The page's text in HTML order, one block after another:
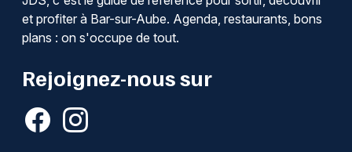
et profiter à Bar-sur-Aube. Agenda, restaurants, bons
plans : on s'occupe de tout.
Rejoignez-nous sur